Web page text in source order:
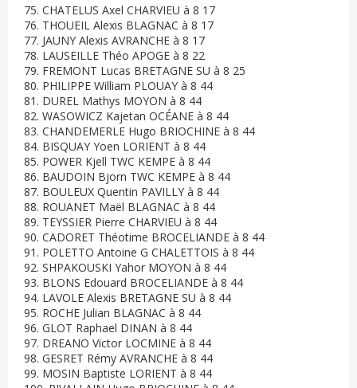
75. CHATELUS Axel CHARVIEU à 8 17
76. THOUEIL Alexis BLAGNAC à 8 17
77. JAUNY Alexis AVRANCHE à 8 17
78. LAUSEILLE Théo APOGE à 8 22
79. FREMONT Lucas BRETAGNE SU à 8 25
80. PHILIPPE William PLOUAY à 8 44
81. DUREL Mathys MOYON à 8 44
82. WASOWICZ Kajetan OCÉANE à 8 44
83. CHANDEMERLE Hugo BRIOCHINE à 8 44
84. BISQUAY Yoen LORIENT à 8 44
85. POWER Kjell TWC KEMPE à 8 44
86. BAUDOIN Bjorn TWC KEMPE à 8 44
87. BOULEUX Quentin PAVILLY à 8 44
88. ROUANET Maël BLAGNAC à 8 44
89. TEYSSIER Pierre CHARVIEU à 8 44
90. CADORET Théotime BROCELIANDE à 8 44
91. POLETTO Antoine G CHALETTOIS à 8 44
92. SHPAKOUSKI Yahor MOYON à 8 44
93. BLONS Edouard BROCELIANDE à 8 44
94. LAVOLE Alexis BRETAGNE SU à 8 44
95. ROCHE Julian BLAGNAC à 8 44
96. GLOT Raphael DINAN à 8 44
97. DREANO Victor LOCMINE à 8 44
98. GESRET Rémy AVRANCHE à 8 44
99. MOSIN Baptiste LORIENT à 8 44